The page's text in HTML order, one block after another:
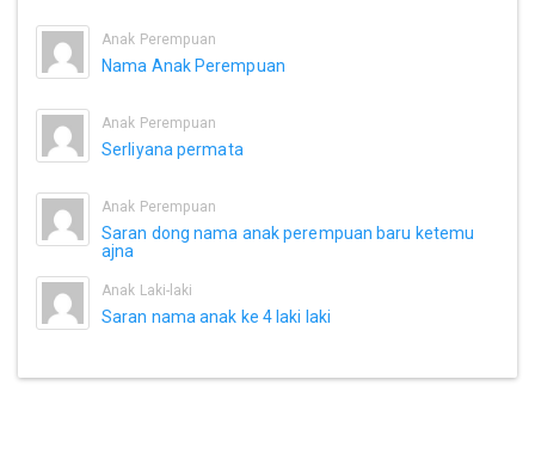
Anak Perempuan
Nama Anak Perempuan
Anak Perempuan
Serliyana permata
Anak Perempuan
Saran dong nama anak perempuan baru ketemu
ajna
Anak Laki-laki
Saran nama anak ke 4 laki laki